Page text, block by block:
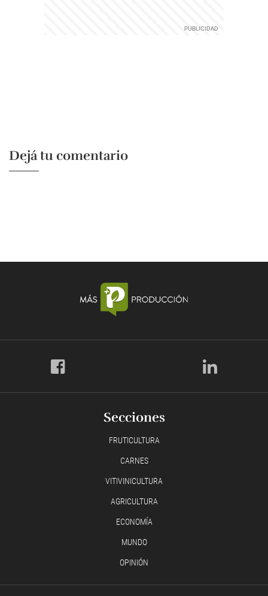
Dejá tu comentario
Secciones
FRUTICULTURA
CARNES
VITIVINICULTURA
AGRICULTURA
ECONOMÍA
MUNDO
OPINIÓN